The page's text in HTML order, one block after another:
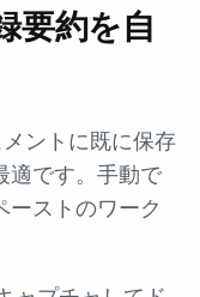
要約を自
ントに既に保存
適です。手動で
ーストのワーク